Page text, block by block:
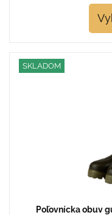
SKLADOM
Poľovnícka obuv